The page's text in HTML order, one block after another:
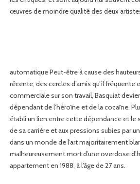
œuvres de moindre qualité des deux
automatique Peut-être à cause des
récente, des cercles d’amis qu’il fréquente
commerciale sur son travail, Basquiat
dépendant de l’héroïne et de la cocaïne.
établi un lien entre cette dépendance et le
de sa carrière et aux pressions subies par
dans un monde de l’art majoritairement
malheureusement mort d’une overdose
appartement en 1988, à l’âge de 27 ans.